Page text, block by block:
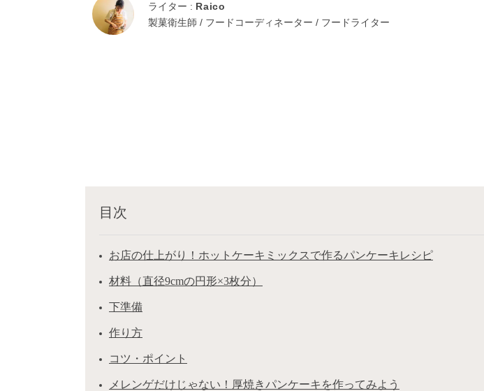
ライター : Raico
製菓衛生師 / フードコーディネーター / フードライター
目次
お店の仕上がり！ホットケーキミックスで作るパンケーキレシピ
材料（直径9cmの円形×3枚分）
下準備
作り方
コツ・ポイント
メレンゲだけじゃない！厚焼きパンケーキを作ってみよう